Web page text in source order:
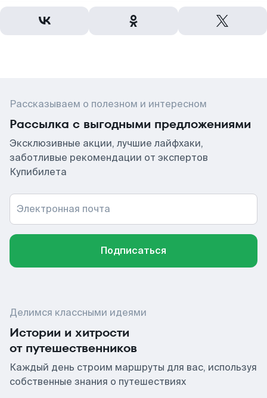
Рассказываем о полезном и интересном
Рассылка с выгодными предложениями
Эксклюзивные акции, лучшие лайфхаки,
заботливые рекомендации от экспертов
Купибилета
Электронная почта
Подписаться
Делимся классными идеями
Истории и хитрости
от путешественников
Каждый день строим маршруты для вас, используя
собственные знания о путешествиях